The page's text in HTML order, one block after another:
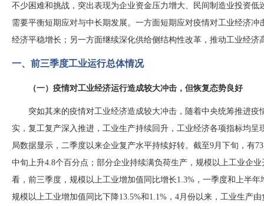
不少困难和挑战，突出表现为企业资金压力增大、民间制造业投资
需要平衡短期应对与中长期发展。一方面短期应对疫情对工业经济
经济平稳增长；另一方面继续深化供给侧结构性改革，推动工业经济
一、前三季度工业运行总体情况
（一）疫情对工业经济运行造成较大冲击，但恢复态势良好
突如其来的疫情对工业经济造成较大冲击，随着中央统筹推进
实，复工复产深入推进，工业生产持续回升，工业经济各项指标均呈
局数据显示，二季度以来企业复产水平持续好转。截至9月下旬，有
中旬上升4.8个百分点；部分企业持续满负荷生产，规模以上工业企
看，前三季度，规模以上工业增加值同比增长1.3%，一季度和上半
规模以上工业增加值同比下降13.5%和1.1%，4月份以来，工业生产